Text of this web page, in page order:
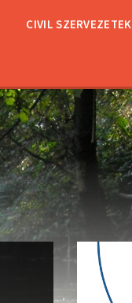
CIVIL SZERVEZETEK